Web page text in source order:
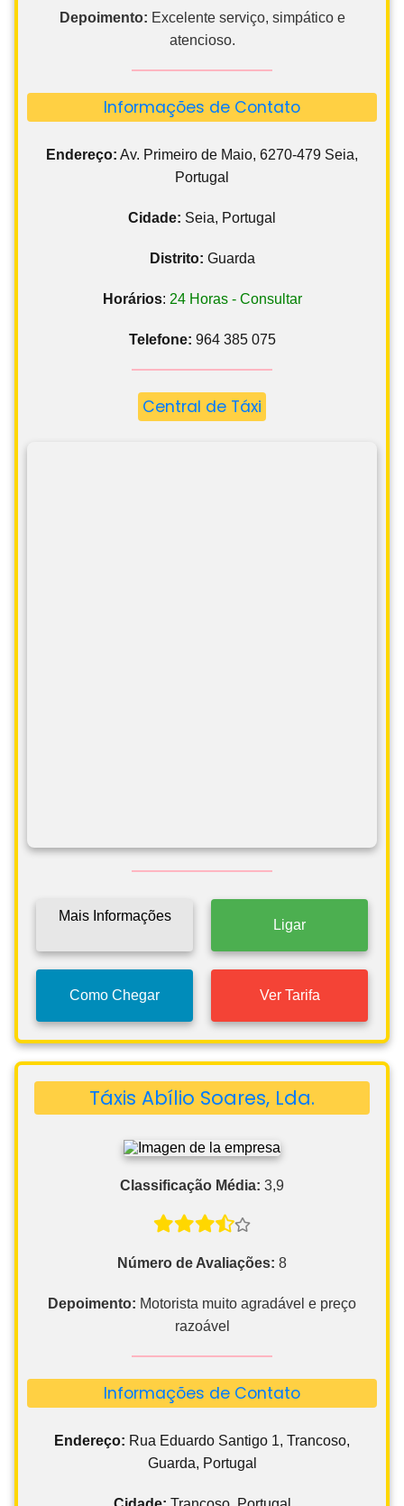
Depoimento: Excelente serviço, simpático e
atencioso.
Informações de Contato
Endereço: Av. Primeiro de Maio, 6270-479 Seia,
Portugal
Cidade: Seia, Portugal
Distrito: Guarda
Horários: 24 Horas - Consultar
Telefone: 964 385 075
Central de Táxi
Mais Informações
Ligar
Como Chegar Ver Tarifa
Táxis Abílio Soares, Lda.
Classificação Média: 3,9
Número de Avaliações: 8
Depoimento: Motorista muito agradável e preço
razoável
Informações de Contato
Endereço: Rua Eduardo Santigo 1, Trancoso,
Guarda, Portugal